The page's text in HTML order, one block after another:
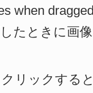
when
たときに画
クリックする